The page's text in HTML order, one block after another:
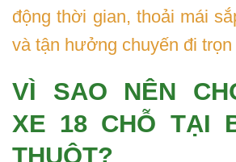
động thời gian, thoải mái
và tận hưởng chuyến đi
VÌ SAO NÊN
XE 18 CHỖ TẠI
THUỘT?